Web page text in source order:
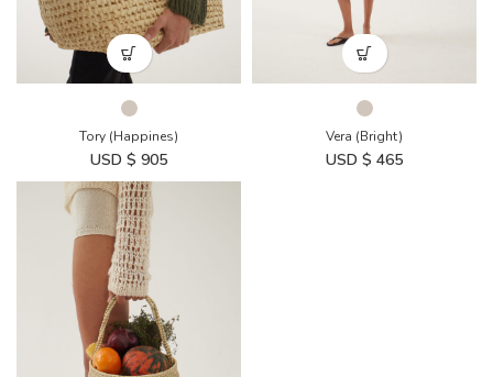
Tory (Happines)
USD $ 905
Vera (Bright)
USD $ 465